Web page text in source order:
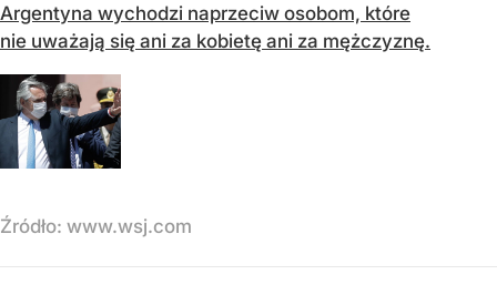
Argentyna wychodzi naprzeciw osobom, które
nie uważają się ani za kobietę ani za mężczyznę.
Źródło: www.wsj.com